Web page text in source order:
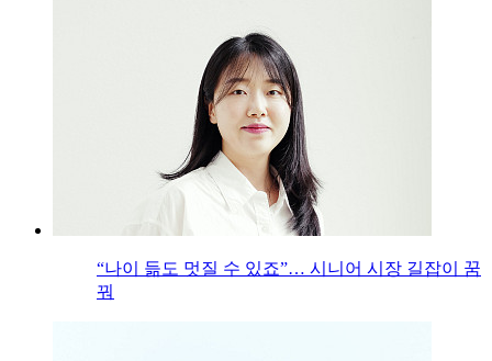
“나이 듦도 멋질 수 있죠”… 시니어 시장 길잡이 꿈
꿔